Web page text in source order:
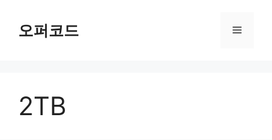
오퍼코드 메
2TB